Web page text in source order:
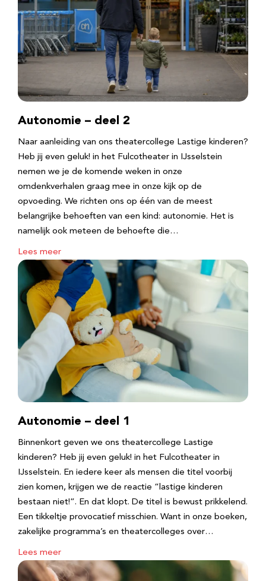
Autonomie – deel 2
Naar aanleiding van ons theatercollege Lastige kinderen?
Heb jij even geluk! in het Fulcotheater in IJsselstein
nemen we je de komende weken in onze
omdenkverhalen graag mee in onze kijk op de
opvoeding. We richten ons op één van de meest
belangrijke behoeften van een kind: autonomie. Het is
namelijk ook meteen de behoefte die…
Lees meer
Autonomie – deel 1
Binnenkort geven we ons theatercollege Lastige
kinderen? Heb jij even geluk! in het Fulcotheater in
IJsselstein. En iedere keer als mensen die titel voorbij
zien komen, krijgen we de reactie “lastige kinderen
bestaan niet!”. En dat klopt. De titel is bewust prikkelend.
Een tikkeltje provocatief misschien. Want in onze boeken,
zakelijke programma’s en theatercolleges over…
Lees meer